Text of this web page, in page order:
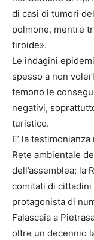
di casi di tumori del
polmone, mentre
tiroide».
Le indagini
spesso a non
temono le
negativi,
turistico.
E’ la testimonianza
Rete ambientale
dell’assemblea; la
comitati di cittadini
protagonista di
Falascaia a
oltre un decennio